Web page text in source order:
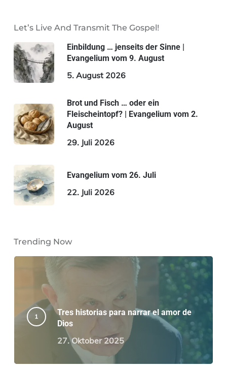
Let’s Live And Transmit The Gospel!
Einbildung … jenseits der Sinne |
Evangelium vom 9. August
5. August 2026
Brot und Fisch … oder ein
Fleischeintopf? | Evangelium vom 2.
August
29. Juli 2026
Evangelium vom 26. Juli
22. Juli 2026
Trending Now
Tres historias para narrar el amor de
Dios
27. Oktober 2025